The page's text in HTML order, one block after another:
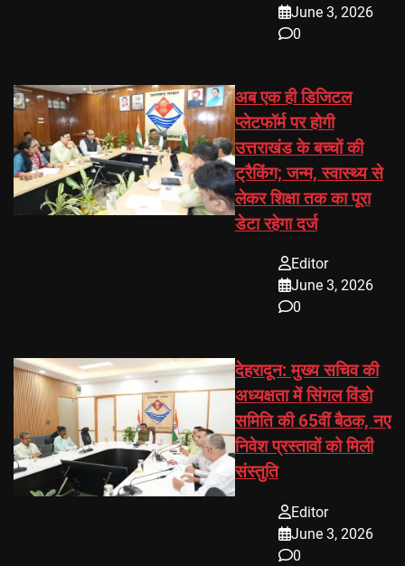
June 3, 2026
0
अब एक ही डिजिटल
प्लेटफॉर्म पर होगी
उत्तराखंड के बच्चों की
ट्रैकिंग; जन्म, स्वास्थ्य से
लेकर शिक्षा तक का पूरा
डेटा रहेगा दर्ज
Editor
June 3, 2026
0
देहरादून: मुख्य सचिव की
अध्यक्षता में सिंगल विंडो
समिति की 65वीं बैठक, नए
निवेश प्रस्तावों को मिली
संस्तुति
Editor
June 3, 2026
0